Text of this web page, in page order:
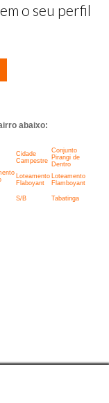
o seu perfil
abaixo:
Cidade
Campestre
Conjunto
Pirangi de
Dentro
Loteamento
Flaboyant
Loteamento
Flamboyant
S/B
Tabatinga